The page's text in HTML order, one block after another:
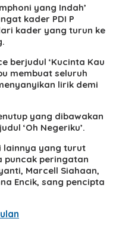
yang Indah’
kader PDI P
kader yang turun ke
berjudul ‘Kucinta Kau
membuat seluruh
lirik demi
yang dibawakan
‘Oh Negeriku’.
lainnya yang turut
puncak peringatan
Marcell Siahaan,
Encik, sang pencipta